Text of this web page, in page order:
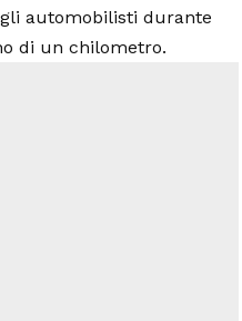
gli automobilisti durante
di un chilometro.